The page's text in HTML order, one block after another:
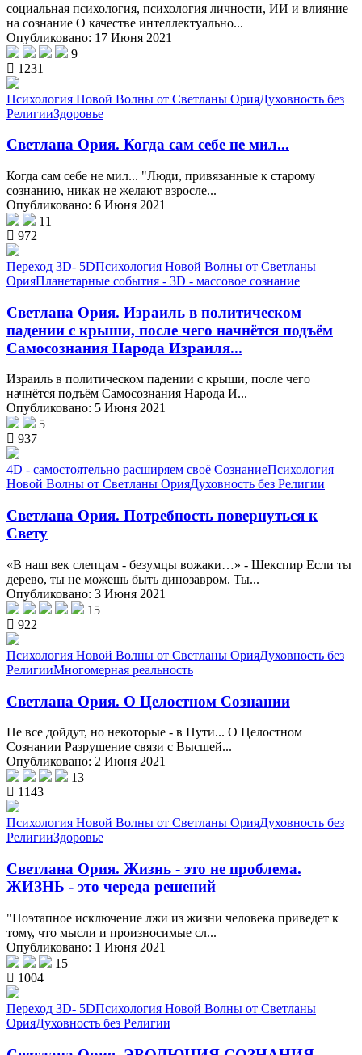
социальная психология, психология личности, ИИ и влияние
на сознание О качестве интеллектуально...
Опубликовано: 17 Июня 2021
9
1231
Психология Новой Волны от Светланы ОрияДуховность без
РелигииЗдоровье
Светлана Ория. Когда сам себе не мил...
Когда сам себе не мил... "Люди, привязанные к старому
сознанию, никак не желают взросле...
Опубликовано: 6 Июня 2021
11
972
Переход 3D- 5DПсихология Новой Волны от Светланы
ОрияПланетарные события - 3D - массовое сознание
Светлана Ория. Израиль в политическом
падении с крыши, после чего начнётся подъём
Самосознания Народа Израиля...
Израиль в политическом падении с крыши, после чего
начнётся подъём Самосознания Народа И...
Опубликовано: 5 Июня 2021
5
937
4D - самостоятельно расширяем своё СознаниеПсихология
Новой Волны от Светланы ОрияДуховность без Религии
Светлана Ория. Потребность повернуться к
Свету
«В наш век слепцам - безумцы вожаки…» - Шекспир Если ты
дерево, ты не можешь быть динозавром. Ты...
Опубликовано: 3 Июня 2021
15
922
Психология Новой Волны от Светланы ОрияДуховность без
РелигииМногомерная реальность
Светлана Ория. О Целостном Сознании
Не все дойдут, но некоторые - в Пути... О Целостном
Сознании Разрушение связи с Высшей...
Опубликовано: 2 Июня 2021
13
1143
Психология Новой Волны от Светланы ОрияДуховность без
РелигииЗдоровье
Светлана Ория. Жизнь - это не проблема.
ЖИЗНЬ - это череда решений
"Поэтапное исключение лжи из жизни человека приведет к
тому, что мысли и произносимые сл...
Опубликовано: 1 Июня 2021
15
1004
Переход 3D- 5DПсихология Новой Волны от Светланы
ОрияДуховность без Религии